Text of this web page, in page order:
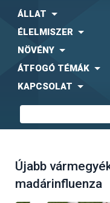
ÁLLAT
ÉLELMISZER
NÖVÉNY
ÁTFOGÓ TÉMÁK
KAPCSOLAT
Újabb
madárinfluenza